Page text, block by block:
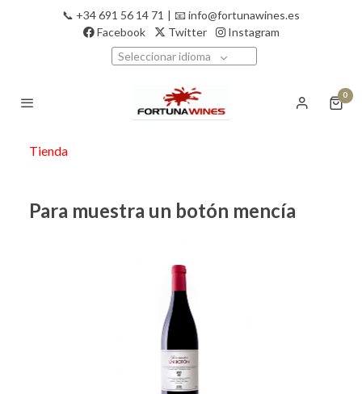
📞 +34 691 56 14 71 | 📧 info@fortunawines.es
Facebook
Twitter
Instagram
Seleccionar idioma
0
Tienda
Para muestra un botón mencía